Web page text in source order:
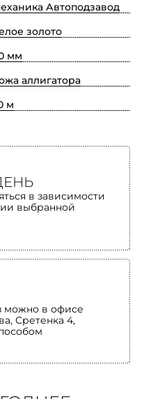
Автоподзавод
золото
мм
аллигатора
м
в зависимости
выбранной
можно в офисе
Сретенка 4,